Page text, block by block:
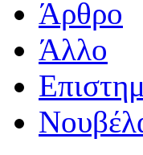
Άρθρο
Άλλο